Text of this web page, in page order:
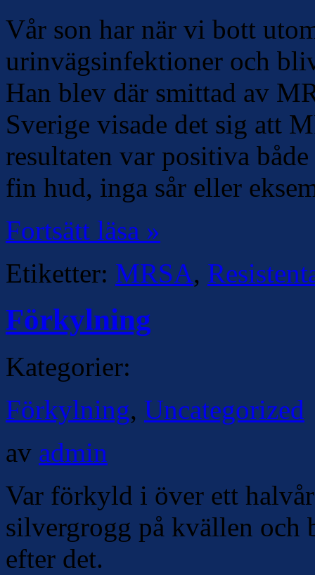
Vår son har när vi bott
urinvägsinfektioner och
Han blev där smittad av
Sverige visade det sig att
resultaten var positiva
fin hud, inga sår eller
Fortsätt läsa »
Etiketter: MRSA,
Förkylning
Kategorier:
Förkylning, Uncategorized
av admin
Var förkyld i över ett
silvergrogg på kvällen och
efter det.